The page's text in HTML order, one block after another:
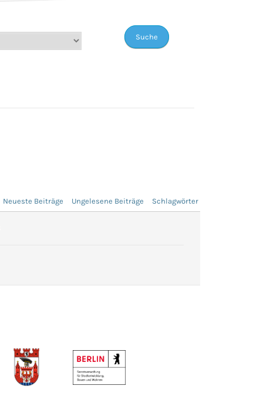
Neueste Beiträge Ungelesene Beiträge Schlagwörter